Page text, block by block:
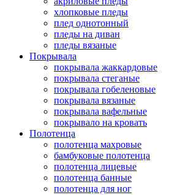
хлопковые пледы
плед однотонный
пледы на диван
пледы вязаные
Покрывала
покрывала жаккардовые
покрывала стеганые
покрывала гобеленовые
покрывала вязаные
покрывала вафельные
покрывало на кровать
Полотенца
полотенца махровые
бамбуковые полотенца
полотенца лицевые
полотенца банные
полотенца для ног